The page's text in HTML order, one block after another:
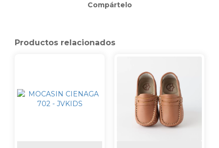
Compártelo
Productos relacionados